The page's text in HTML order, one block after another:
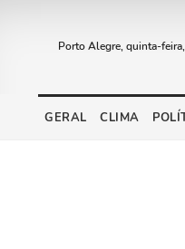
Porto Alegre, quinta-
GERAL CLIMA